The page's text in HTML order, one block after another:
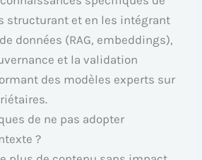
structurant et en les intégrant
données (RAG, embeddings),
et la validation
des modèles experts sur
de ne pas adopter
?